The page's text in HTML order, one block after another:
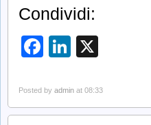
Condividi:
Facebook
LinkedIn
Posted by admin at 08:33